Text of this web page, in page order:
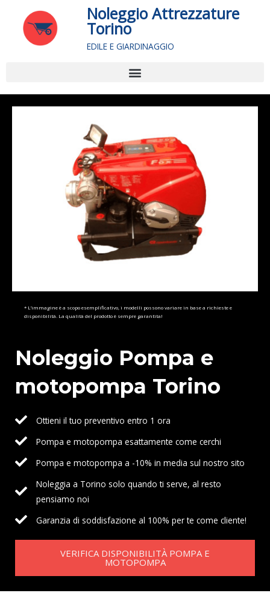
contenuto
Noleggio Attrezzature
Torino
EDILE E GIARDINAGGIO
Noleggio Pompa e
motopompa Torino
Ottieni il tuo preventivo entro 1 ora
Pompa e motopompa esattamente come cerchi
Pompa e motopompa a -10% in media sul nostro sito
Noleggia a Torino solo quando ti serve, al resto
pensiamo noi
Garanzia di soddisfazione al 100% per te come cliente!
VERIFICA DISPONIBILITÀ POMPA E
MOTOPOMPA
* L’immagine è a scopo esemplificativo, i modelli possono variare in base a richieste e
disponibilità. La qualità del prodotto è sempre garantita!